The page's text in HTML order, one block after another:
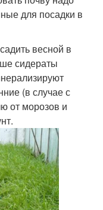
для посадки в
весной в
сидераты
(в случае с
от морозов и